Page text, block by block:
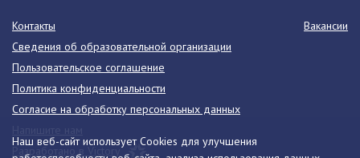
Наш веб-сайт использует Cookies для улучшения
Контакты
Вакансии
Сведения об образовательной организации
Пользовательское соглашение
Политика конфиденциальности
Согласие на обработку персональных данных
Разработано в Victory